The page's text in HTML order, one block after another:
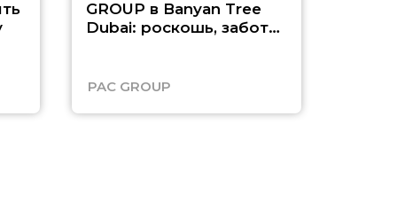
GROUP в Banyan Tree
Dubai: роскошь, забота
PAC GROUP